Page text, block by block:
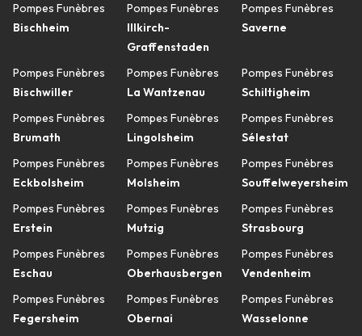
Pompes Funèbres
Bischheim
Pompes Funèbres
Bischwiller
Pompes Funèbres
Brumath
Pompes Funèbres
Eckbolsheim
Pompes Funèbres
Erstein
Pompes Funèbres
Eschau
Pompes Funèbres
Fegersheim
Pompes Funèbres
Illkirch-
Graffenstaden
Pompes Funèbres
La Wantzenau
Pompes Funèbres
Lingolsheim
Pompes Funèbres
Molsheim
Pompes Funèbres
Mutzig
Pompes Funèbres
Oberhausbergen
Pompes Funèbres
Obernai
Pompes Funèbres
Saverne
Pompes Funèbres
Schiltigheim
Pompes Funèbres
Sélestat
Pompes Funèbres
Souffelweyersheim
Pompes Funèbres
Strasbourg
Pompes Funèbres
Vendenheim
Pompes Funèbres
Wasselonne